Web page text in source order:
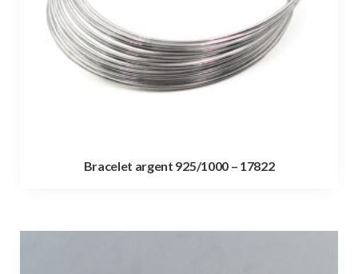
Bracelet argent 925/1000 – 17822